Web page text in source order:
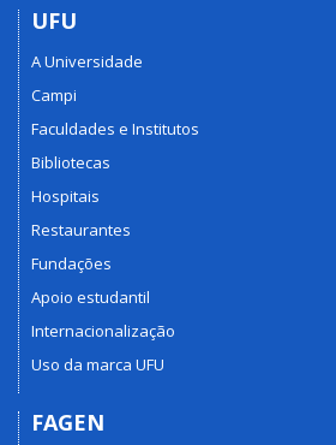
UFU
A Universidade
Campi
Faculdades e Institutos
Bibliotecas
Hospitais
Restaurantes
Fundações
Apoio estudantil
Internacionalização
Uso da marca UFU
FAGEN